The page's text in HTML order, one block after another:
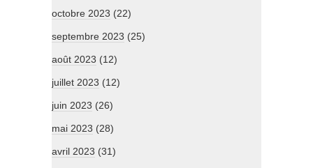
octobre 2023 (22)
septembre 2023 (25)
août 2023 (12)
juillet 2023 (12)
juin 2023 (26)
mai 2023 (28)
avril 2023 (31)